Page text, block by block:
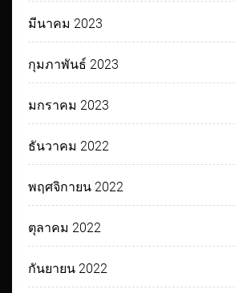
มีนาคม 2023
กุมภาพันธ์ 2023
มกราคม 2023
ธันวาคม 2022
พฤศจิกายน 2022
ตุลาคม 2022
กันยายน 2022